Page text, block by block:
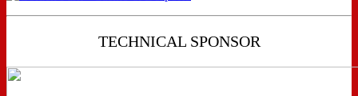
TECHNICAL SPONSOR